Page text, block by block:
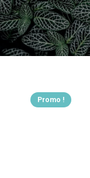
Promo !